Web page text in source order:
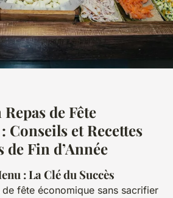
de Fête
Conseils et Recettes
de Fin d’Année
: La Clé du Succès
fête économique sans sacrifier